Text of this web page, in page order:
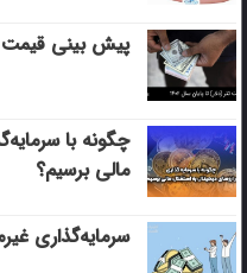
پیش بینی قیمت تتر
چگونه با
مالی برسیم؟
سرمایه‌گذاری